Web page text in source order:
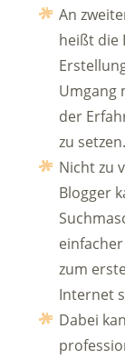
An
heißt die
Umgang
der
zu setzen.
Nicht zu
Blogger
zum
Internet
Dabei